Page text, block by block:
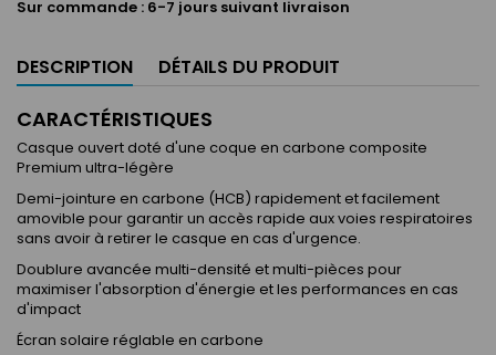
Sur commande : 6-7 jours suivant livraison
DESCRIPTION DÉTAILS DU PRODUIT
CARACTÉRISTIQUES
Casque ouvert doté d'une coque en carbone composite
Premium ultra-légère
Demi-jointure en carbone (HCB) rapidement et facilement
amovible pour garantir un accès rapide aux voies respiratoires
sans avoir à retirer le casque en cas d'urgence.
Doublure avancée multi-densité et multi-pièces pour
maximiser l'absorption d'énergie et les performances en cas
d'impact
Écran solaire réglable en carbone